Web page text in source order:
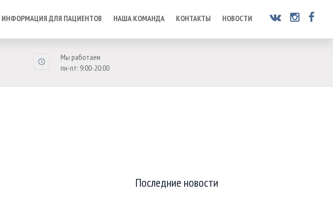
ИНФОРМАЦИЯ ДЛЯ ПАЦИЕНТОВ НАША КОМАНДА КОНТАКТЫ НОВОСТИ
Мы работаем
пн-пт: 9:00-20:00
Последние новости